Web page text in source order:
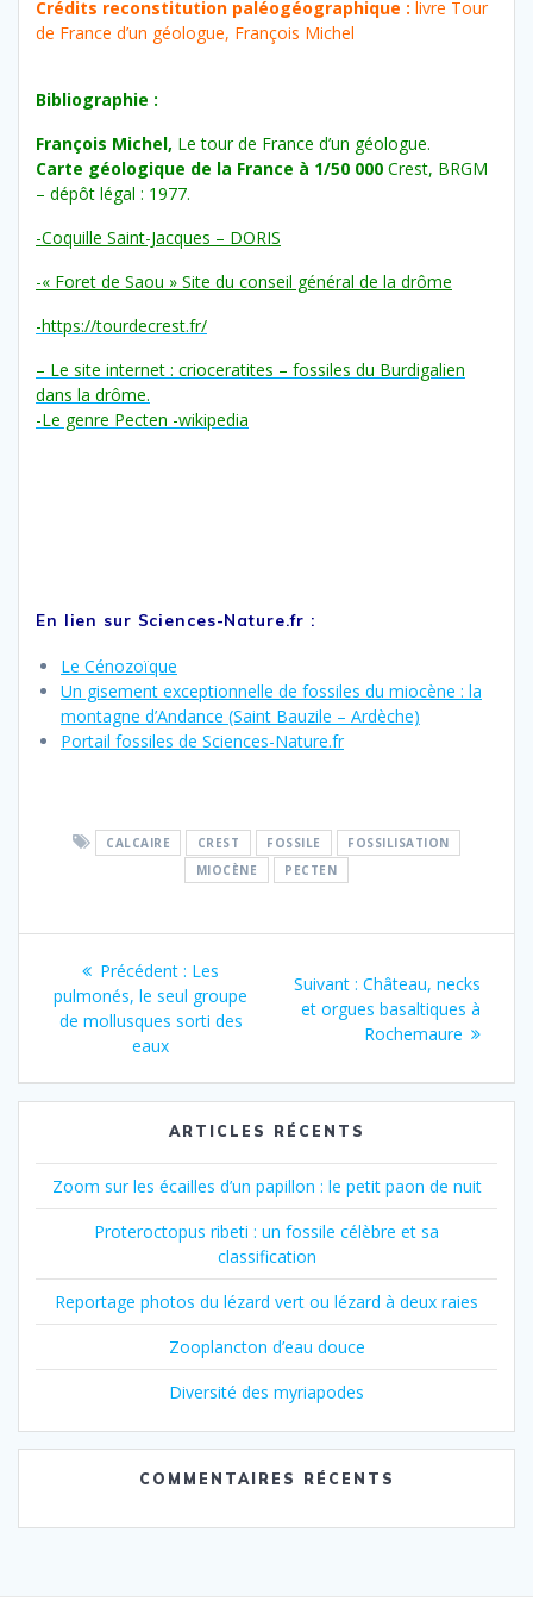
Crédits reconstitution paléogéographique : livre Tour
de France d’un géologue, François Michel
Bibliographie :
François Michel, Le tour de France d’un géologue.
Carte géologique de la France à 1/50 000 Crest, BRGM
– dépôt légal : 1977.
-Coquille Saint-Jacques – DORIS
-« Foret de Saou » Site du conseil général de la drôme
-https://tourdecrest.fr/
– Le site internet : crioceratites – fossiles du Burdigalien
dans la drôme.
-Le genre Pecten -wikipedia
En lien sur Sciences-Nature.fr :
Le Cénozoïque
Un gisement exceptionnelle de fossiles du miocène : la
montagne d’Andance (Saint Bauzile – Ardèche)
Portail fossiles de Sciences-Nature.fr
CALCAIRE CREST FOSSILE
FOSSILISATION
MIOCÈNE
PECTEN
Navigation
de
l’article
Précédent : Article
précédent
:
Les
pulmonés, le seul groupe
de mollusques sorti des
eaux
Suivant : Article
suivant
Château, necks
et orgues basaltiques à
Rochemaure
ARTICLES RÉCENTS
Zoom sur les écailles d’un papillon : le petit paon de nuit
Proteroctopus ribeti : un fossile célèbre et sa
classification
Reportage photos du lézard vert ou lézard à deux raies
Zooplancton d’eau douce
Diversité des myriapodes
COMMENTAIRES RÉCENTS